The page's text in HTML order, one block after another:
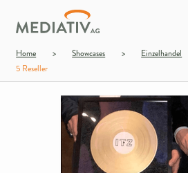
Home > Showcases > Einzelhandel
5 Reseller